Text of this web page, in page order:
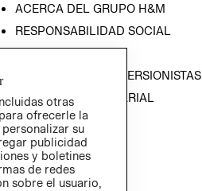
ACERCA DEL GRUPO H&M
RESPONSABILIDAD SOCIAL
PRENSA
RELACIÓN CON INVERSIONISTAS
POLÍTICA EMPRESARIAL
otras
ofrecerle la
su
publicidad
y boletines
de redes
sobre el usuario,